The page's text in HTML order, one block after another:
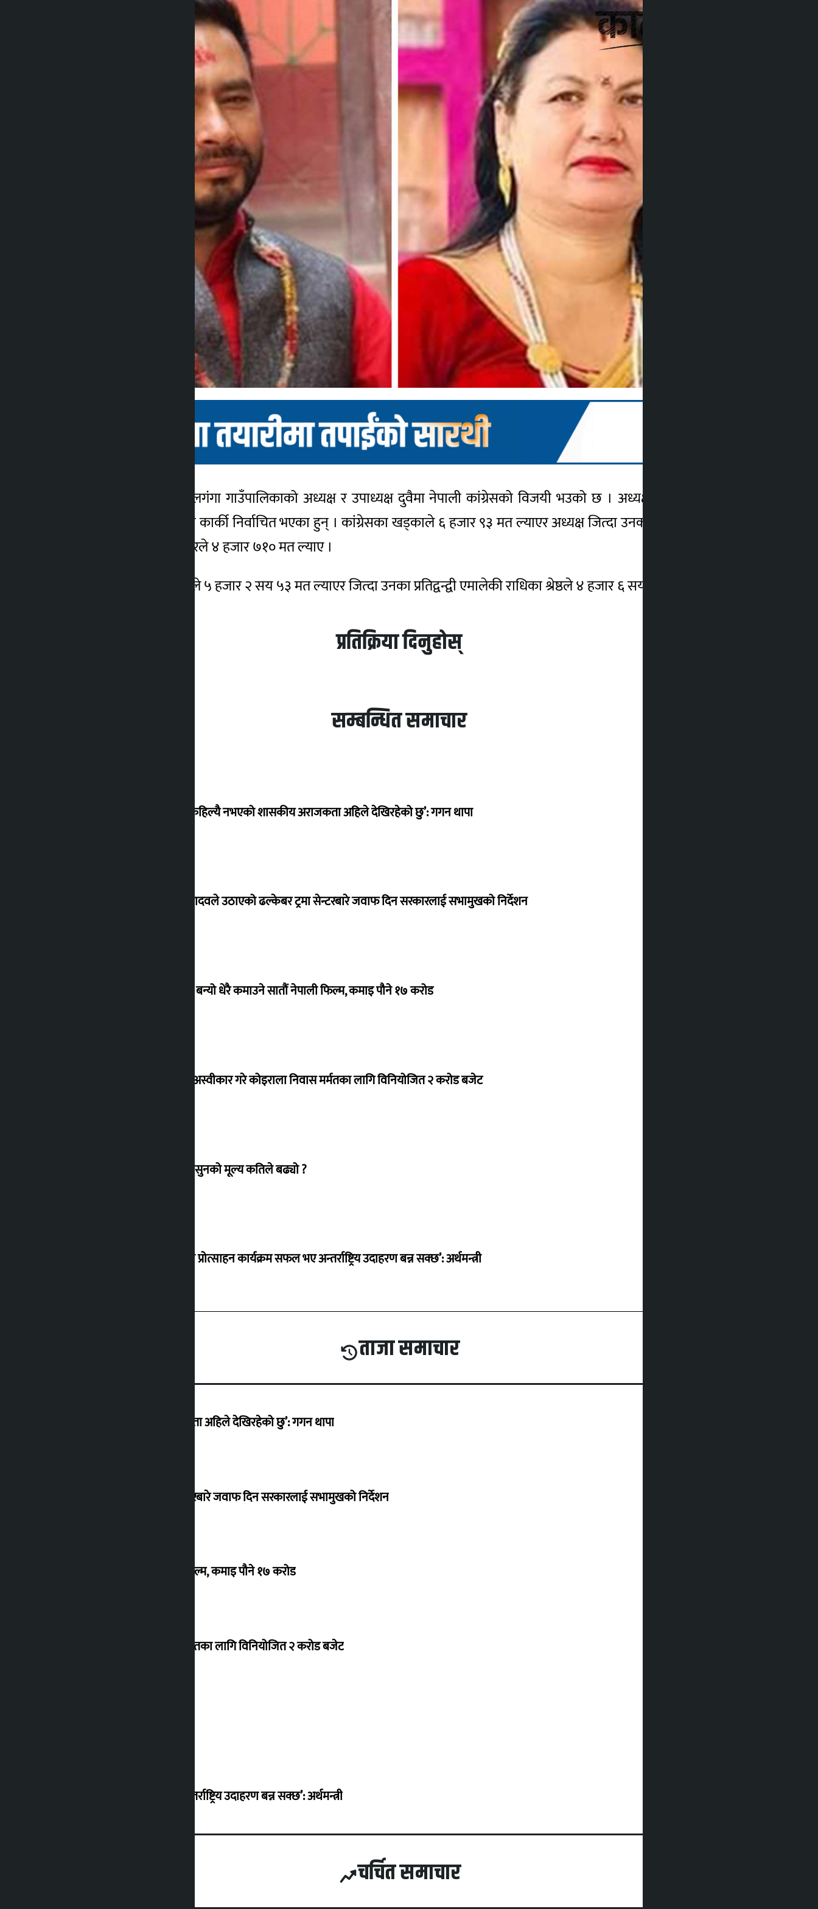
रामेछाप । रामेछापको गोकुलगंगा गाउँपालिकाको अध्यक्ष र उपाध्यक्ष दुवैमा नेपाली कांग्रेसको विजयी भउको छ । अध्यक्षमा कांग्रेसका काजीबहादुर
खड्का र उपाध्यक्षमा उषादेवी कार्की निर्वाचित भएका हुन् । कांग्रेसका खड्काले ६ हजार ९३ मत ल्याएर अध्यक्ष जित्दा उनका निकटतम् प्रतिद्वन्दी नेकपा
एमालेका खड्गबहादुर सुनुवारले ४ हजार ७१० मत ल्याए ।
उपाध्यक्षमा कांग्रेसकी कार्कीले ५ हजार २ सय ५३ मत ल्याएर जित्दा उनका प्रतिद्वन्द्वी एमालेकी राधिका श्रेष्ठले ४ हजार ६ सय ८६ मत प्राप्त गरिन् ।
प्रतिक्रिया दिनुहोस्
सम्बन्धित समाचार
‘देशमा कहिल्यै नभएको शासकीय अराजकता अहिले देखिरहेको छु’: गगन थापा
सांसद यादवले उठाएको ढल्केबर ट्रमा सेन्टरबारे जवाफ दिन सरकारलाई सभामुखको निर्देशन
‘गौंथली’ बन्यो धेरै कमाउने सातौं नेपाली फिल्म, कमाइ पौने १७ करोड
शेखरले अस्वीकार गरे कोइराला निवास मर्मतका लागि विनियोजित २ करोड बजेट
शुक्रबार सुनको मूल्य कतिले बढ्यो ?
‘करदाता प्रोत्साहन कार्यक्रम सफल भए अन्तर्राष्ट्रिय उदाहरण बन्न सक्छ’: अर्थमन्त्री
ताजा समाचार
‘देशमा कहिल्यै नभएको शासकीय अराजकता अहिले देखिरहेको छु’: गगन थापा
सांसद यादवले उठाएको ढल्केबर ट्रमा सेन्टरबारे जवाफ दिन सरकारलाई सभामुखको निर्देशन
‘गौंथली’ बन्यो धेरै कमाउने सातौं नेपाली फिल्म, कमाइ पौने १७ करोड
शेखरले अस्वीकार गरे कोइराला निवास मर्मतका लागि विनियोजित २ करोड बजेट
‘करदाता प्रोत्साहन कार्यक्रम सफल भए अन्तर्राष्ट्रिय उदाहरण बन्न सक्छ’: अर्थमन्त्री
चर्चित समाचार